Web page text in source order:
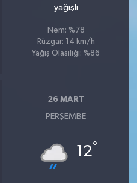
yağışlı
Nem: %78
Rüzgar: 14 km/h
Yağış Olasılığı: %86
26 MART
PERŞEMBE
12°